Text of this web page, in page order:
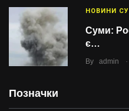
НОВИНИ
Суми:
є…
By admin .
Позначки